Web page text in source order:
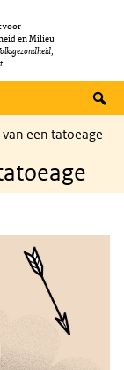
voor
en Milieu
een tatoeage